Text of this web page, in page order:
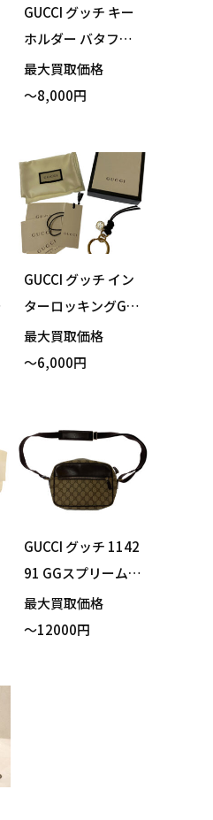
GUCCI グッチ キー
ホルダー バタフラ
イ シルバーカラー
ジルコン 箱・保存
最大買取価格
～8,000円
GUCCI グッチ イン
ターロッキングG
キーリング ブラッ
ク 箱・保存袋付き
最大買取価格
～6,000円
GUCCI グッチ 1142
91 GGスプリーム
ショルダーバッグ
ブラウン 買い取り
最大買取価格
～12000円